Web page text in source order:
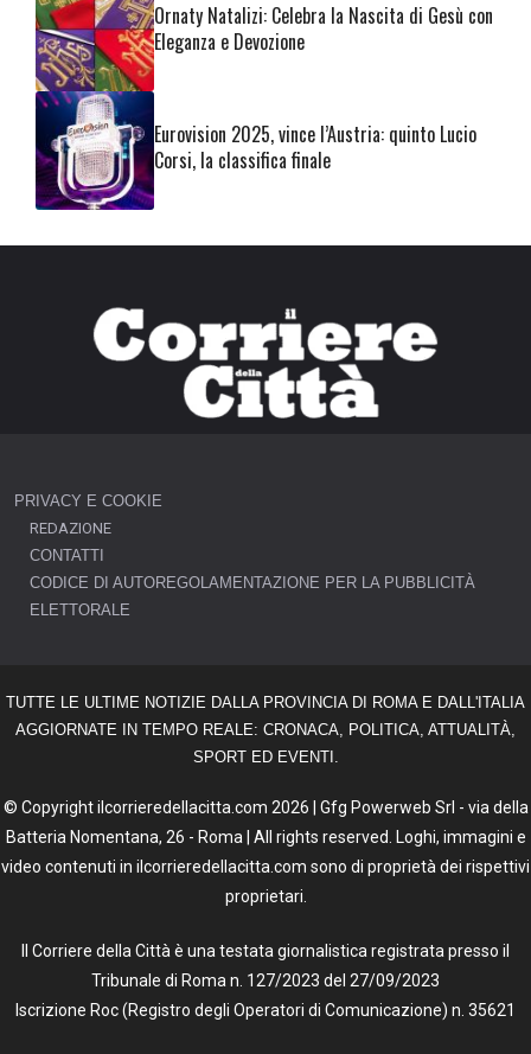
Ornaty Natalizi: Celebra la Nascita di Gesù con
Eleganza e Devozione
Eurovision 2025, vince l’Austria: quinto Lucio
Corsi, la classifica finale
PRIVACY E COOKIE
REDAZIONE
CONTATTI
CODICE DI AUTOREGOLAMENTAZIONE PER LA PUBBLICITÀ
ELETTORALE
TUTTE LE ULTIME NOTIZIE DALLA PROVINCIA DI ROMA E DALL'ITALIA
AGGIORNATE IN TEMPO REALE: CRONACA, POLITICA, ATTUALITÀ,
SPORT ED EVENTI.
© Copyright ilcorrieredellacitta.com 2026 | Gfg Powerweb Srl - via della
Batteria Nomentana, 26 - Roma | All rights reserved. Loghi, immagini e
video contenuti in ilcorrieredellacitta.com sono di proprietà dei rispettivi
proprietari.
Il Corriere della Città è una testata giornalistica registrata presso il
Tribunale di Roma n. 127/2023 del 27/09/2023
Iscrizione Roc (Registro degli Operatori di Comunicazione) n. 35621